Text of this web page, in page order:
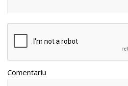
Comentariu